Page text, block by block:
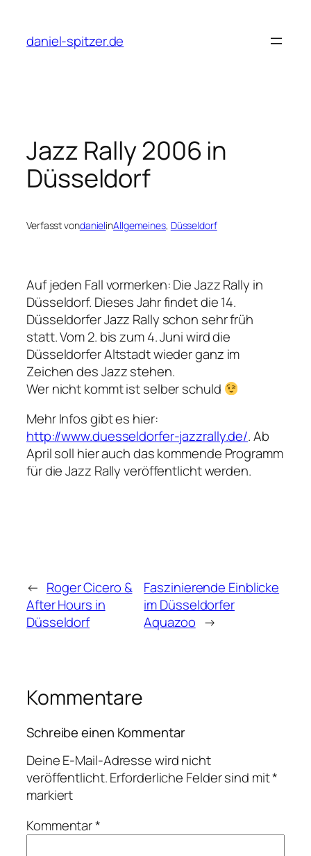
springen
daniel-spitzer.de
Jazz Rally 2006 in
Düsseldorf
Verfasst vondanielinAllgemeines, Düsseldorf
Auf jeden Fall vormerken: Die Jazz Rally in
Düsseldorf. Dieses Jahr findet die 14.
Düsseldorfer Jazz Rally schon sehr früh
statt. Vom 2. bis zum 4. Juni wird die
Düsseldorfer Altstadt wieder ganz im
Zeichen des Jazz stehen.
Wer nicht kommt ist selber schuld
Mehr Infos gibt es hier:
http://www.duesseldorfer-jazzrally.de/. Ab
April soll hier auch das kommende Programm
für die Jazz Rally veröffentlicht werden.
← Roger Cicero &
After Hours in
Düsseldorf
Faszinierende Einblicke
im Düsseldorfer
Aquazoo →
Kommentare
Schreibe einen Kommentar
Deine E-Mail-Adresse wird nicht
veröffentlicht.Erforderliche Felder sind mit*
markiert
Kommentar*